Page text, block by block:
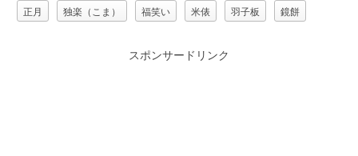
正月 独楽（こま） 福笑い 米俵 羽子板 鏡餅
スポンサードリンク